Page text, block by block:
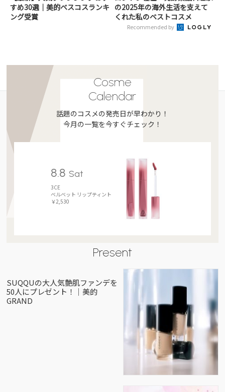
すめ30選｜美的ベスコスランキ
ング受賞
の2025年の海外生活を支えて
くれた私のベストコスメ
Recommended by
Cosme
Calendar
話題のコスメの発売日が早わかり！
今月の一覧を今すぐチェック！
8.8 Sat
3CE
ベルベット リップティント
￥2,530
Present
SUQQUの大人気艶肌ファンデを
50人にプレゼント！｜美的
GRAND